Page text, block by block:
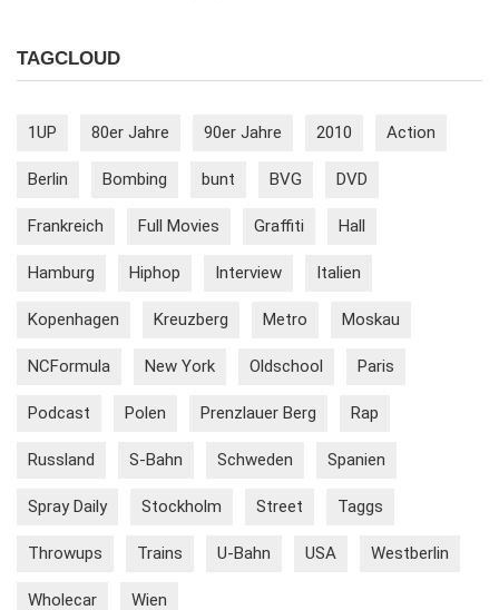
TAGCLOUD
1UP 80er Jahre 90er Jahre 2010 Action
Berlin Bombing bunt BVG DVD
Frankreich Full Movies Graffiti Hall
Hamburg Hiphop Interview Italien
Kopenhagen Kreuzberg Metro Moskau
NCFormula New York Oldschool Paris
Podcast Polen Prenzlauer Berg Rap
Russland S-Bahn Schweden Spanien
Spray Daily Stockholm Street Taggs
Throwups Trains U-Bahn USA Westberlin
Wholecar Wien